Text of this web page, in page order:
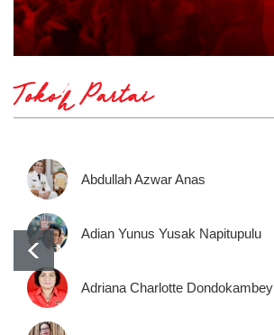
Tokoh Partai
Abdullah Azwar Anas
Adian Yunus Yusak Napitupulu
Adriana Charlotte Dondokambey